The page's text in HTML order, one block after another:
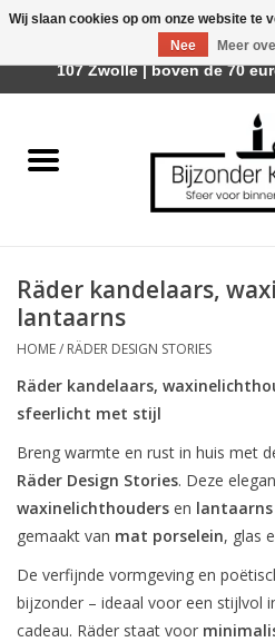
Räder Design Stories
Geurkaarsen
Tafelhaarden
Sfeer voor Buiten
Kaarsenhouders
LED Kaarsen
Kaarsen accessoires
Räder kandelaars,
lantaarns
HOME/ RÄDER DESIGN STORIES
Räder kandelaars,
sfeerlicht met stijl
Breng warmte en rust in huis met
Räder Design Stories. Deze
waxinelichthouders en lantaarns
gemaakt van mat porselein, glas
De verfijnde vormgeving en
bijzonder – ideaal voor een stijlvol
cadeau. Räder staat voor
Wij slaan cookies op om onze website te
Nee
Meer
Afhalen is mogelijk bij Trotz
107 Zwolle | boven de 70